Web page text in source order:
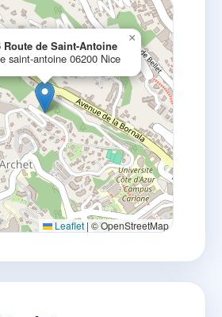
Route de Saint-Antoine
saint-antoine 06200 Nice
×
Leaflet |© OpenStreetMap